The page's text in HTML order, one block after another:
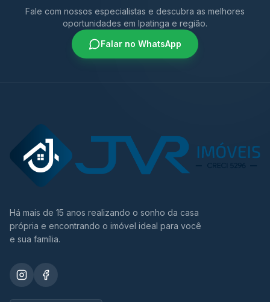
Fale com nossos especialistas e descubra as melhores
oportunidades em Ipatinga e região.
Falar no WhatsApp
Há mais de 15 anos realizando o sonho da casa
própria e encontrando o imóvel ideal para você
e sua família.